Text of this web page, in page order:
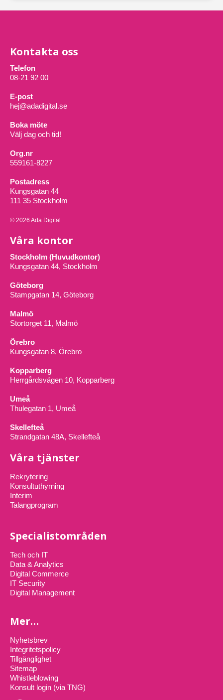
Kontakta oss
Telefon
08-21 92 00
E-post
hej@adadigital.se
Boka möte
Välj dag och tid!
Org.nr
559161-8227
Postadress
Kungsgatan 44
111 35 Stockholm
© 2026 Ada Digital
Våra kontor
Stockholm (Huvudkontor)
Kungsgatan 44, Stockholm
Göteborg
Stampgatan 14, Göteborg
Malmö
Stortorget 11, Malmö
Örebro
Kungsgatan 8, Örebro
Kopparberg
Herrgårdsvägen 10, Kopparberg
Umeå
Thulegatan 1, Umeå
Skellefteå
Strandgatan 48A, Skellefteå
Våra tjänster
Rekrytering
Konsultuthyrning
Interim
Talangprogram
Specialistområden
Tech och IT
Data & Analytics
Digital Commerce
IT Security
Digital Management
Mer…
Nyhetsbrev
Integritetspolicy
Tillgänglighet
Sitemap
Whistleblowing
Konsult login (via TNG)